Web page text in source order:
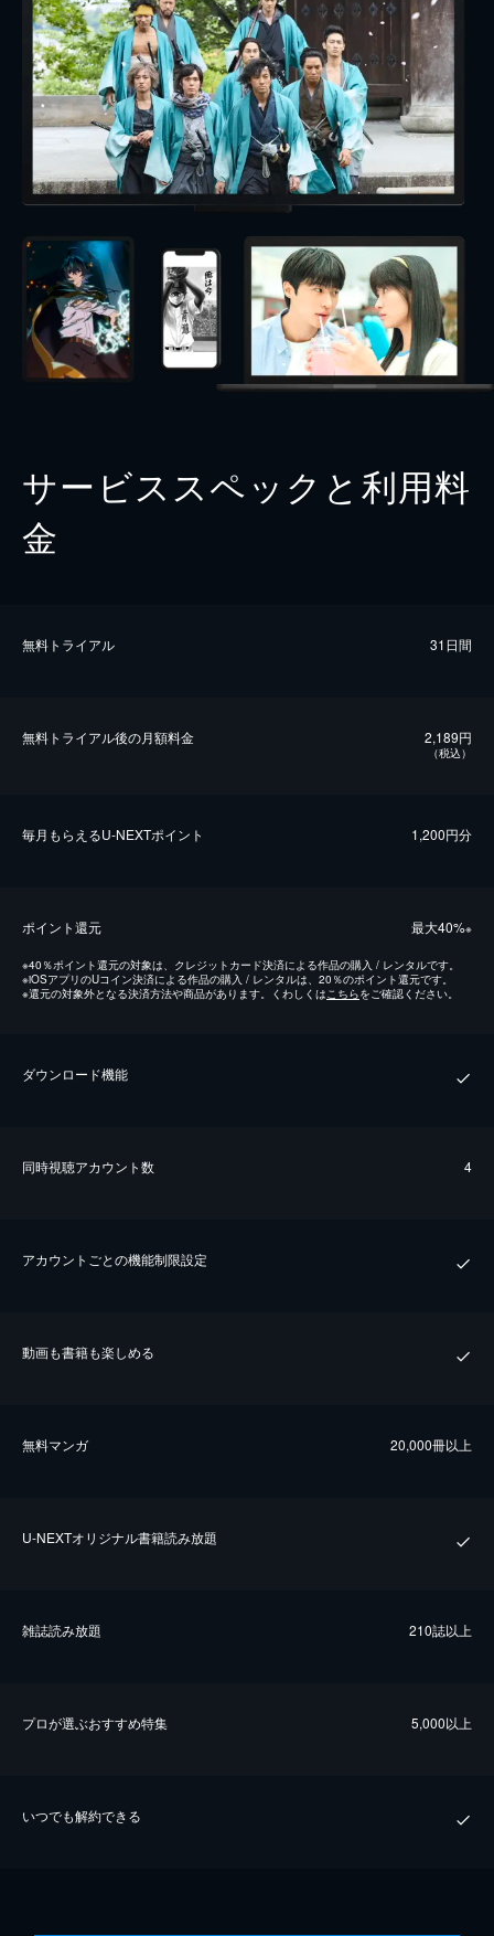
サービススペックと利用料
金
無料トライアル 31日間
無料トライアル後の⽉額料金 2,189円
（税込）
毎⽉もらえるU-NEXTポイント 1,200円分
ポイント還元 最⼤40%※
※40％ポイント還元の対象は、クレジットカード決済による作品の購入 / レンタルです。
※iOSアプリのUコイン決済による作品の購入 / レンタルは、20％のポイント還元です。
※還元の対象外となる決済方法や商品があります。くわしくは こちらをご確認ください。
ダウンロード機能
同時視聴アカウント数 4
アカウントごとの機能制限設定
動画も書籍も楽しめる
無料マンガ 20,000冊以上
U-NEXTオリジナル書籍読み放題
雑誌読み放題 210誌以上
プロが選ぶおすすめ特集 5,000以上
いつでも解約できる